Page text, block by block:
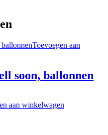
Toevoegen aan
soon, ballonnen
aan winkelwagen